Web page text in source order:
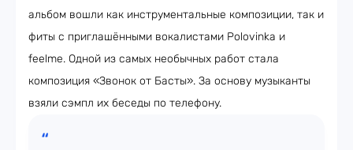
альбом вошли как инструментальные композиции, так и
фиты с приглашёнными вокалистами Polovinka и
feelme. Одной из самых необычных работ стала
композиция «Звонок от Басты». За основу музыканты
взяли сэмпл их беседы по телефону.